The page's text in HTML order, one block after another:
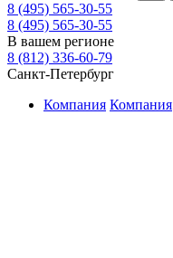
8 (495) 565-30-55
8 (495) 565-30-55
В вашем регионе
8 (812) 336-60-79
Санкт-Петербург
Компания Компания